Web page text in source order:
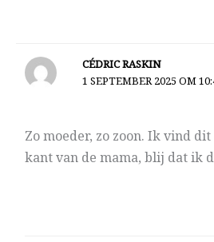
CÉDRIC RASKIN
1 SEPTEMBER 2025 OM
Zo moeder, zo zoon. Ik vind
kant van de mama, blij dat ik